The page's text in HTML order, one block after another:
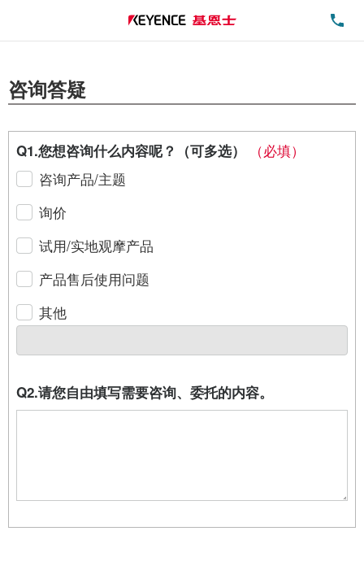
咨询答疑
Q1.您想咨询什么内容呢？（可多选）
（必填）
咨询产品/主题
询价
试用/实地观摩产品
产品售后使用问题
其他
Q2.请您自由填写需要咨询、委托的内容。